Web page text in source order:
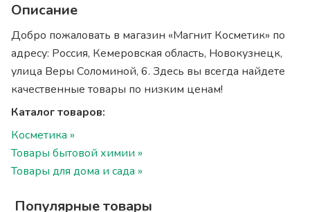
Описание
Добро пожаловать в магазин «Магнит Косметик» по
адресу: Россия, Кемеровская область, Новокузнецк,
улица Веры Соломиной, 6. Здесь вы всегда найдете
качественные товары по низким ценам!
Каталог товаров:
Косметика »
Товары бытовой химии »
Товары для дома и сада »
Популярные товары